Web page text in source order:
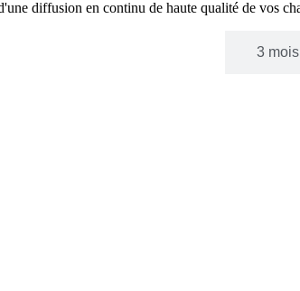
diffusion en continu de haute qualité de vos
3 mois